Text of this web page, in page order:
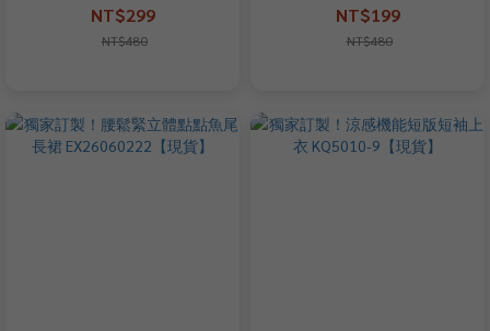
NT$299
NT$480
NT$199
NT$480